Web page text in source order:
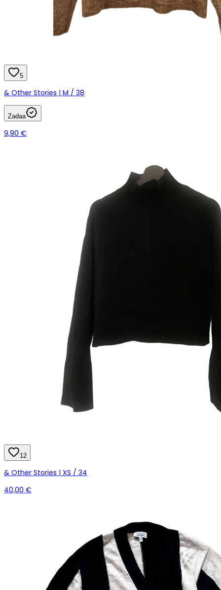
5
& Other Stories | M / 38
Zadaa
9,90 €
12
& Other Stories | XS / 34
40,00 €